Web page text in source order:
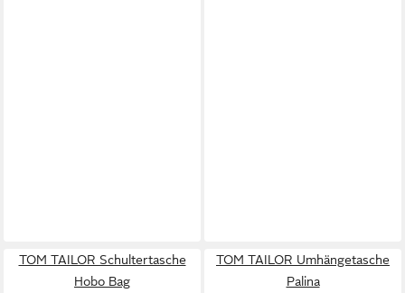
TOM TAILOR Schultertasche
Hobo Bag
TOM TAILOR Umhängetasche
Palina